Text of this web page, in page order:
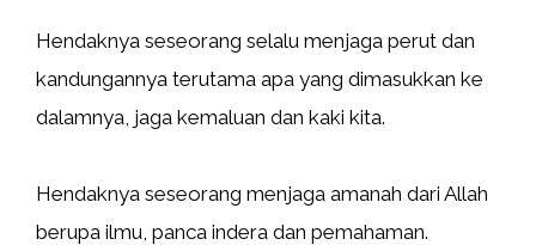
Hendaknya seseorang selalu menjaga perut dan
kandungannya terutama apa yang dimasukkan ke
dalamnya, jaga kemaluan dan kaki kita.
Hendaknya seseorang menjaga amanah dari Allah
berupa ilmu, panca indera dan pemahaman.